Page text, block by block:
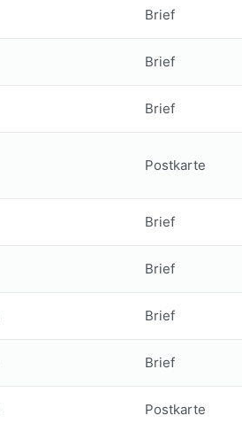
Brief
Brief
Brief
Postkarte
Brief
Brief
Brief
Brief
Postkarte